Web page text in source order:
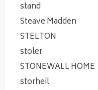
stand
Steave Madden
STELTON
stoler
STONEWALL HOME
storheil